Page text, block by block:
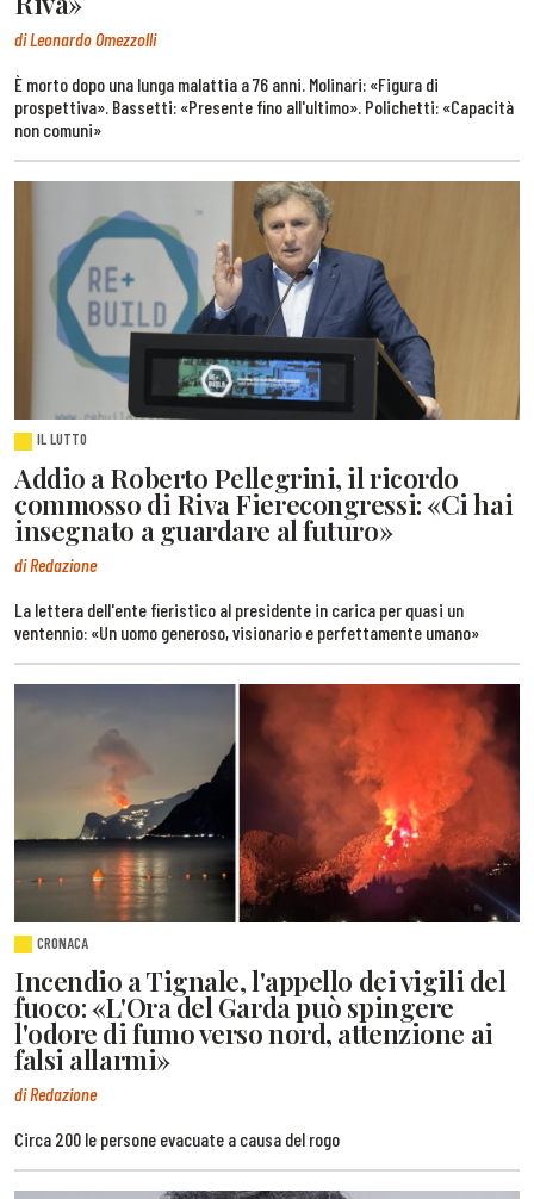
di Leonardo Omezzolli
È morto dopo una lunga malattia a 76 anni. Molinari: «Figura di
prospettiva». Bassetti: «Presente fino all'ultimo». Polichetti: «Capacità
non comuni»
IL LUTTO
Addio a Roberto Pellegrini, il ricordo
commosso di Riva Fierecongressi: «Ci hai
insegnato a guardare al futuro»
di Redazione
La lettera dell'ente fieristico al presidente in carica per quasi un
ventennio: «Un uomo generoso, visionario e perfettamente umano»
CRONACA
Incendio a Tignale, l'appello dei vigili del
fuoco: «L'Ora del Garda può spingere
l'odore di fumo verso nord, attenzione ai
falsi allarmi»
di Redazione
Circa 200 le persone evacuate a causa del rogo